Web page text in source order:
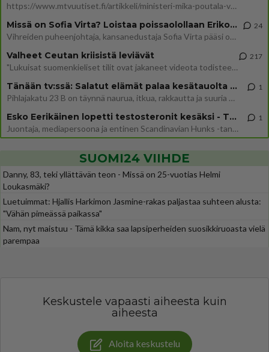
https://www.mtvuutiset.fi/artikkeli/ministeri-mika-poutala-vakavassa-onnettomuudessa/9375980 Kumma kun jutussa ei manit
Missä on Sofia Virta? Loistaa poissaolollaan Erikoisjoukot uudelta kaudelta
Vihreiden puheenjohtaja, kansanedustaja Sofia Virta pääsi otsikoihin, kun tieto hänen osallistumisestaan Erikoisjoukot-k
24
Valheet Ceutan kriisistä leviävät
"Lukuisat suomenkieliset tilit ovat jakaneet videota todisteena siitä, että siirtolaisjoukot aiheuttavat edelleen Ceutas
217
Tänään tv:ssä: Salatut elämät palaa kesätauolta - Tässä hieman juonipaljastuksia
Pihlajakatu 23 B on täynnä naurua, itkua, rakkautta ja suuria salaisuuksia. Suomalaisten yksi pitkäikäisimmistä draamas
1
Esko Eerikäinen lopetti testosteronit kesäksi - Tämä ikävä vaikutus iski heti
Juontaja, mediapersoona ja entinen Scandinavian Hunks -tanssija Esko Eerikäinen on tunnettu avoimuudestaan. Nyt Eerikäi
1
SUOMI24 VIIHDE
Danny, 83, teki yllättävän teon - Missä on 25-vuotias Helmi
Loukasmäki?
Luetuimmat: Hjallis Harkimon Jasmine-rakas paljastaa suhteen alusta:
"Vähän pimeässä paikassa"
Nam, nyt maistuu - Tämä kikka saa lapsiperheiden suosikkiruoasta vielä
parempaa
Keskustele vapaasti aiheesta kuin
aiheesta
Aloita keskustelu